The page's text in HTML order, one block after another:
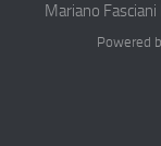
Mariano
Powered